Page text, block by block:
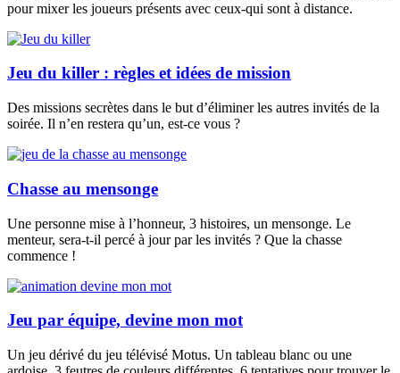
pour mixer les joueurs présents avec ceux-qui sont à distance.
Jeu du killer : règles et idées de mission
Des missions secrètes dans le but d’éliminer les autres invités de la
soirée. Il n’en restera qu’un, est-ce vous ?
Chasse au mensonge
Une personne mise à l’honneur, 3 histoires, un mensonge. Le
menteur, sera-t-il percé à jour par les invités ? Que la chasse
commence !
Jeu par équipe, devine mon mot
Un jeu dérivé du jeu télévisé Motus. Un tableau blanc ou une